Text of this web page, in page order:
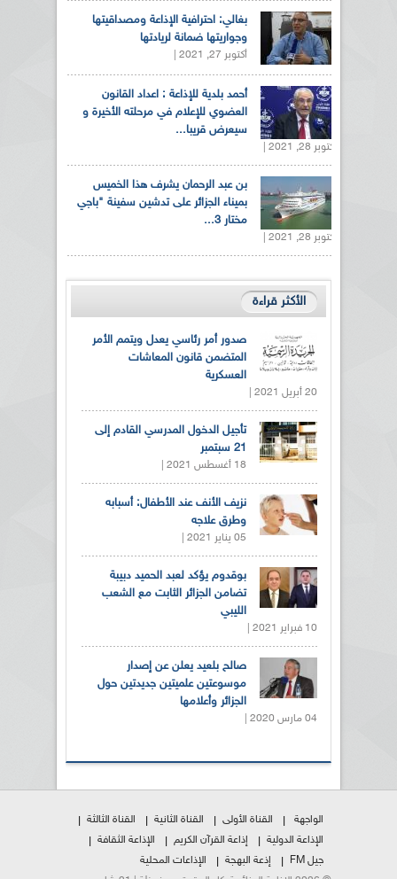
بغالي: احترافية الإذاعة ومصداقيتها
وجواريتها ضمانة لريادتها
أكتوبر 27, 2021 |
أحمد بلدية للإذاعة : اعداد القانون
العضوي للإعلام في مرحلته الأخيرة و
سيعرض قريبا...
أكتوبر 28, 2021 |
بن عبد الرحمان يشرف هذا الخميس
بميناء الجزائر على تدشين سفينة "باجي
مختار 3...
أكتوبر 28, 2021 |
الأكثر قراءة
صدور أمر رئاسي يعدل ويتمم الأمر
المتضمن قانون المعاشات
العسكرية
20 أبريل 2021 |
تأجيل الدخول المدرسي القادم إلى
21 سبتمبر
18 أغسطس 2021 |
نزيف الأنف عند الأطفال: أسبابه
وطرق علاجه
05 يناير 2021 |
بوقدوم يؤكد لعبد الحميد دبيبة
تضامن الجزائر الثابت مع الشعب
الليبي
10 فبراير 2021 |
صالح بلعيد يعلن عن إصدار
موسوعتين علميتين جديدتين حول
الجزائر وأعلامها
04 مارس 2020 |
الواجهة القناة الأولى القناة الثانية
القناة الثالثة
الإذاعة الدولية
إذاعة القرآن الكريم
الإذاعة الثقافة
جيل FM
إذعة البهجة
الإذاعات المحلية